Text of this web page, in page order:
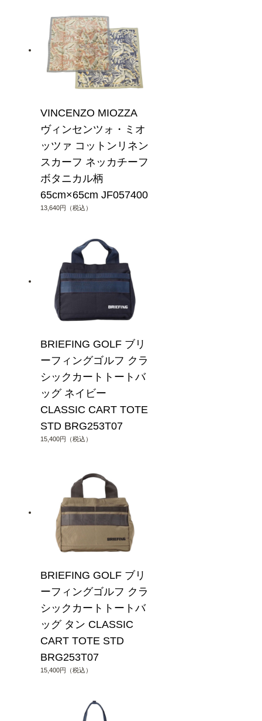
VINCENZO MIOZZA
ヴィンセンツォ・ミオ
ッツァ コットンリネン
スカーフ ネッカチーフ
ボタニカル柄
65cm×65cm JF057400
13,640円（税込）
BRIEFING GOLF ブリ
ーフィングゴルフ クラ
シックカートトートバ
ッグ ネイビー
CLASSIC CART TOTE
STD BRG253T07
15,400円（税込）
BRIEFING GOLF ブリ
ーフィングゴルフ クラ
シックカートトートバ
ッグ タン CLASSIC
CART TOTE STD
BRG253T07
15,400円（税込）